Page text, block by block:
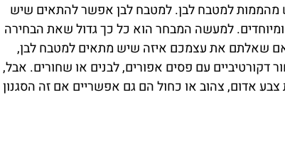
מהממות למטבח לבן. למטבח לבן אפשר להתאים שיש
למעשה המבחר הוא כל כך גדול שאת הבחירה
שאלתם את עצמכם איזה שיש מתאים למטבח לבן,
דקורטיביים עם פסים אפורים, לבנים או שחורים. אבל,
אדום, צהוב או כחול הם גם אפשריים אם זה הסגנון